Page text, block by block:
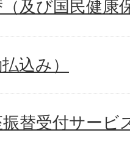
及び国民健康
込み）
替受付サービ